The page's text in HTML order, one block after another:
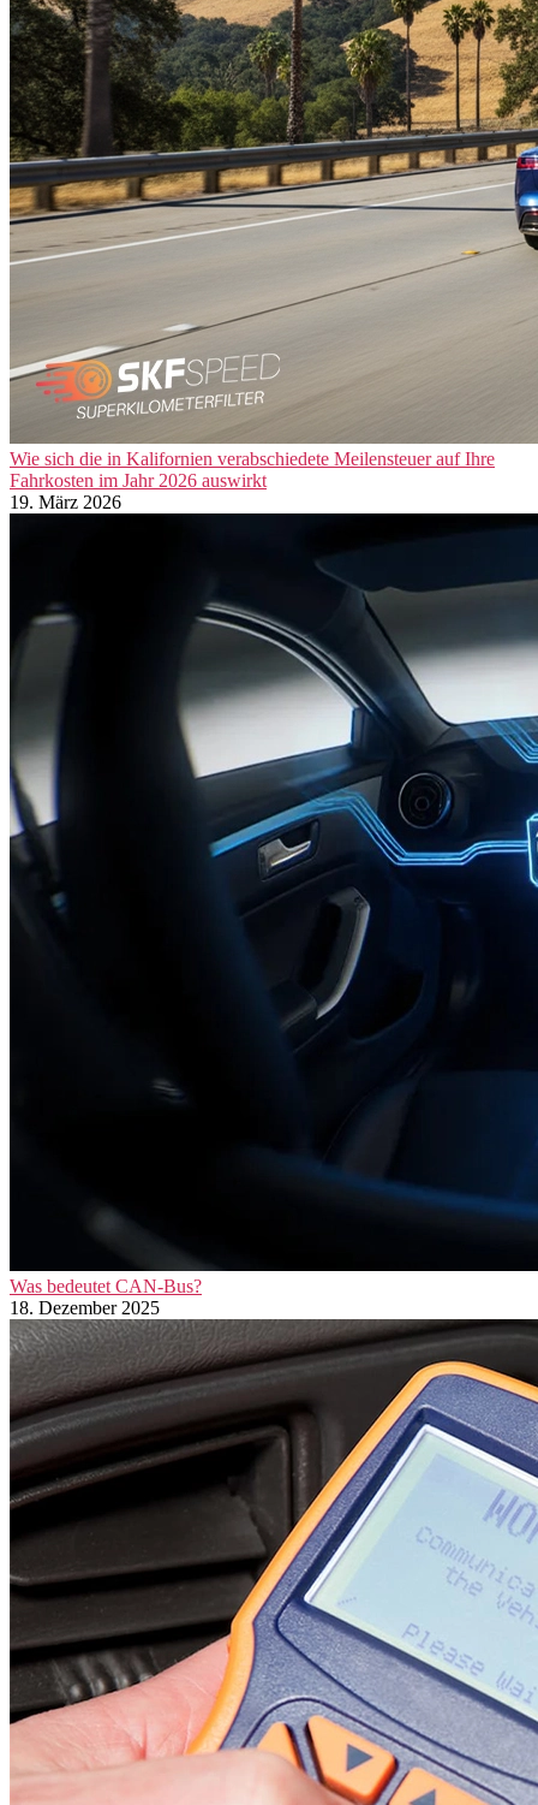
Wie sich die in Kalifornien verabschiedete Meilensteuer auf Ihre
Fahrkosten im Jahr 2026 auswirkt
19. März 2026
Was bedeutet CAN-Bus?
18. Dezember 2025